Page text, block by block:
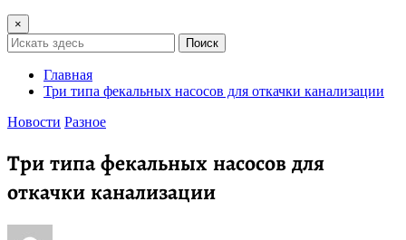
×
Поиск
Главная
Три типа фекальных насосов для откачки канализации
Новости Разное
Три типа фекальных насосов для
откачки канализации